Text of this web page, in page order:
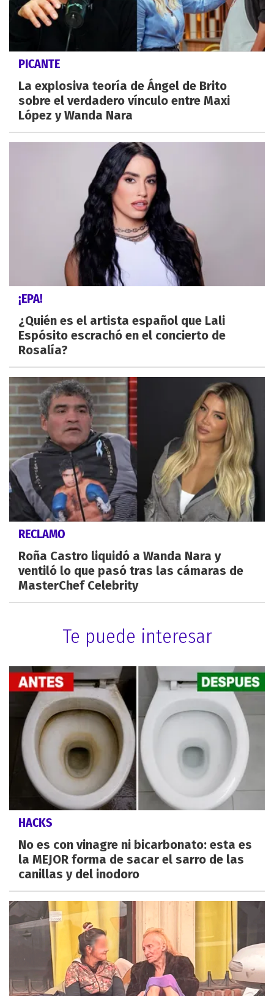
PICANTE
La explosiva teoría de Ángel de Brito
sobre el verdadero vínculo entre Maxi
López y Wanda Nara
¡EPA!
¿Quién es el artista español que Lali
Espósito escrachó en el concierto de
Rosalía?
RECLAMO
Roña Castro liquidó a Wanda Nara y
ventiló lo que pasó tras las cámaras de
MasterChef Celebrity
Te puede interesar
HACKS
No es con vinagre ni bicarbonato: esta es
la MEJOR forma de sacar el sarro de las
canillas y del inodoro